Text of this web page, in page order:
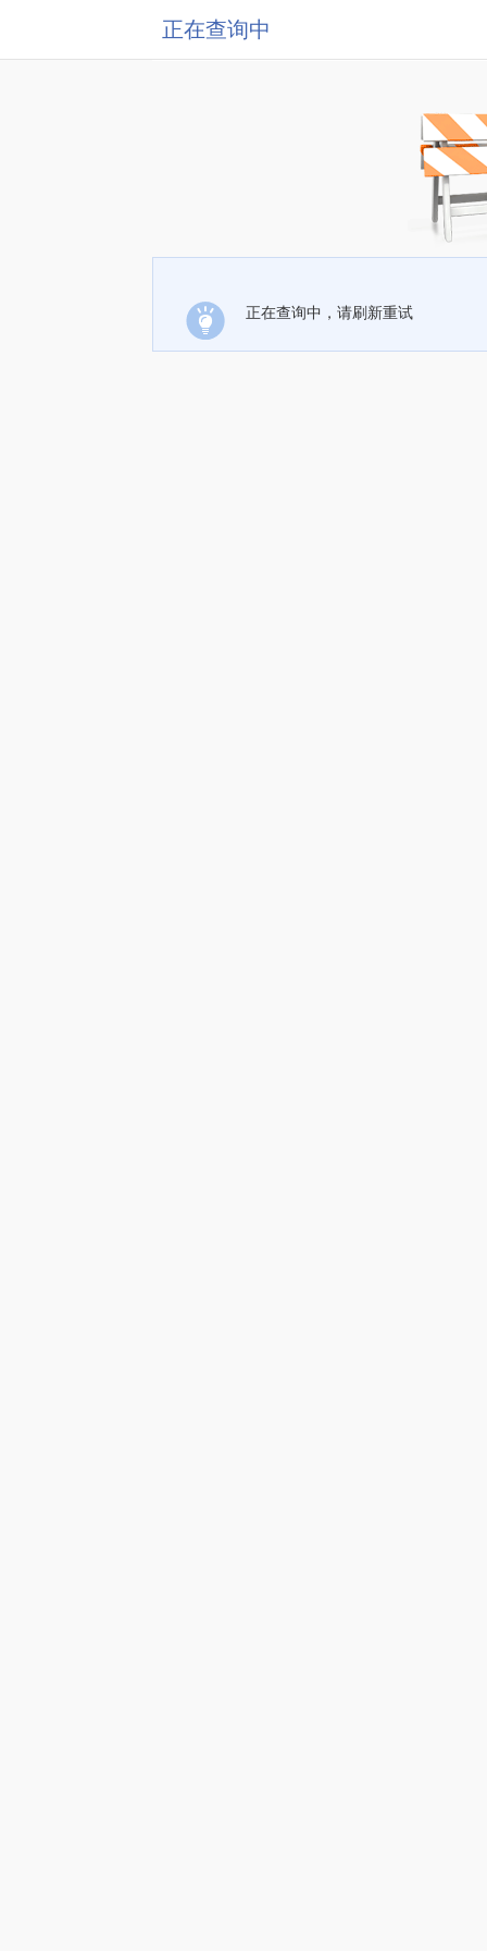
正在查询中
正在查询中，请刷新重试